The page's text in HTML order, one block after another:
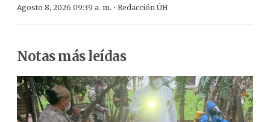
Agosto 8, 2026 09:39 a. m. · Redacción ÚH
Notas más leídas